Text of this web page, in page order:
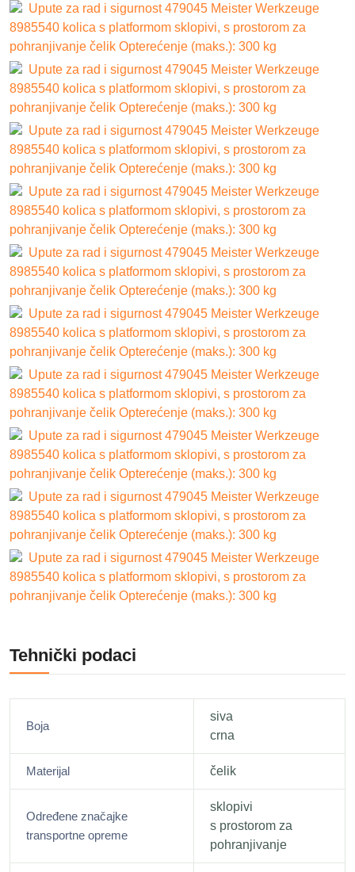
Upute za rad i sigurnost 479045 Meister Werkzeuge
8985540 kolica s platformom sklopivi, s prostorom za
pohranjivanje čelik Opterećenje (maks.): 300 kg
Upute za rad i sigurnost 479045 Meister Werkzeuge
8985540 kolica s platformom sklopivi, s prostorom za
pohranjivanje čelik Opterećenje (maks.): 300 kg
Upute za rad i sigurnost 479045 Meister Werkzeuge
8985540 kolica s platformom sklopivi, s prostorom za
pohranjivanje čelik Opterećenje (maks.): 300 kg
Upute za rad i sigurnost 479045 Meister Werkzeuge
8985540 kolica s platformom sklopivi, s prostorom za
pohranjivanje čelik Opterećenje (maks.): 300 kg
Upute za rad i sigurnost 479045 Meister Werkzeuge
8985540 kolica s platformom sklopivi, s prostorom za
pohranjivanje čelik Opterećenje (maks.): 300 kg
Upute za rad i sigurnost 479045 Meister Werkzeuge
8985540 kolica s platformom sklopivi, s prostorom za
pohranjivanje čelik Opterećenje (maks.): 300 kg
Upute za rad i sigurnost 479045 Meister Werkzeuge
8985540 kolica s platformom sklopivi, s prostorom za
pohranjivanje čelik Opterećenje (maks.): 300 kg
Upute za rad i sigurnost 479045 Meister Werkzeuge
8985540 kolica s platformom sklopivi, s prostorom za
pohranjivanje čelik Opterećenje (maks.): 300 kg
Upute za rad i sigurnost 479045 Meister Werkzeuge
8985540 kolica s platformom sklopivi, s prostorom za
pohranjivanje čelik Opterećenje (maks.): 300 kg
Upute za rad i sigurnost 479045 Meister Werkzeuge
8985540 kolica s platformom sklopivi, s prostorom za
pohranjivanje čelik Opterećenje (maks.): 300 kg
Tehnički podaci
Boja
siva
crna
Materijal čelik
Određene značajke
transportne opreme
sklopivi
s prostorom za
pohranjivanje